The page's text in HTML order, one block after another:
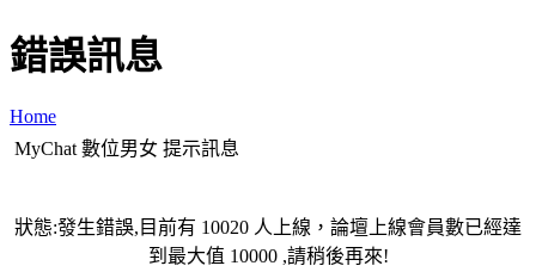
錯誤訊息
Home
MyChat 數位男女 提示訊息
狀態:發生錯誤,目前有 10020 人上線，論壇上線會員數已經達
到最大值 10000 ,請稍後再來!